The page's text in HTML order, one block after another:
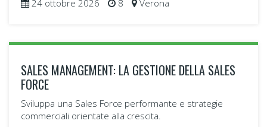
24 ottobre 2026
8 Verona
SALES MANAGEMENT: LA GESTIONE DELLA SALES
FORCE
Sviluppa una Sales Force performante e strategie
commerciali orientate alla crescita.